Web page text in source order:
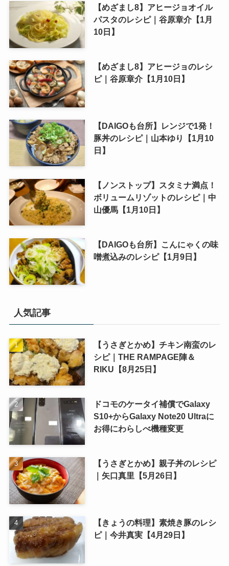
【めざまし8】アヒージョオイル
パスタのレシピ｜谷原章介【1月
10日】
【めざまし8】アヒージョのレシ
ピ｜谷原章介【1月10日】
【DAIGOも台所】レンジで1発！
豚丼のレシピ｜山本ゆり【1月10
日】
【ノンストップ】スタミナ満点！
ボリュームリゾットのレシピ｜中
山優馬【1月10日】
【DAIGOも台所】こんにゃくの味
噌煮込みのレシピ【1月9日】
人気記事
【うさぎとかめ】チキン南蛮のレ
シピ｜THE RAMPAGE陣＆
RIKU【8月25日】
ドコモのケータイ補償でGalaxy
S10+からGalaxy Note20 Ultraに
お得にわらしべ機種変更
【うさぎとかめ】親子丼のレシピ
｜矢口真里【5月26日】
【きょうの料理】素焼き豚のレシ
ピ｜今井真実【4月29日】